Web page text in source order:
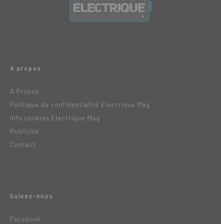
A propos
A Propos
Politique de confidentialité Electrique Mag
info cookies Electrique Mag
Publicité
Contact
Suivez-nous
Facebook